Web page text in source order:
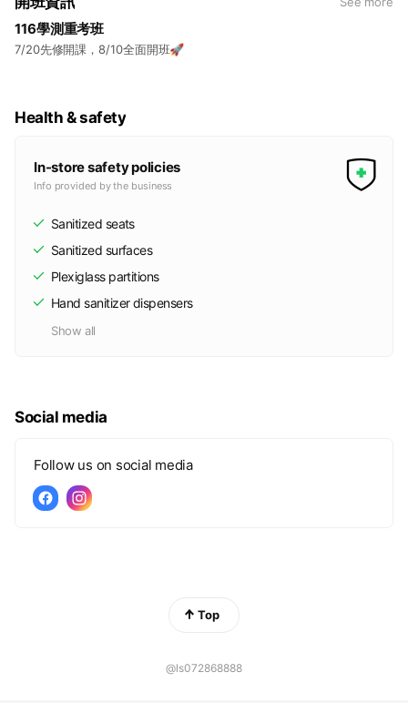
莫及。
1991｜每年由教育局指定本班主辦「高雄市補教業防火、防災、
防震等公共安全講習、演練、示範」。力行成為尊重生命，重視
大資料庫。貼合新課綱，力行實施國文加強，創下單一年度達錄
取台大醫學系10人輝煌記錄，寫下一頁傳奇。
📍開花
2004～2012｜黃英烈同學淡江大學土木系夜間部肆業重考躍至
系；毛顯文同學由學測43級分進步至66級分；羅鈺婷、蔡孟翰
等多位同學社會組轉戰自然組申請上醫學系。創下班級醫學系錄
取比率全國新高。
2013～2018｜正面迎擊99新課綱，學測申請囊括多所醫牙中醫
系個人申請正取第一名！學測75級分人數屢創全國最高，2018
年更創下史無前例的自費和公費雙榜首記錄
醫學系 3 人，醫牙中醫共計90人，更在個人申請囊括四間醫牙
人就有1 人考取頂大。
2020 學測滿級分達52人，申請錄取台大醫學系5人，國立醫牙
（含北醫）40人，醫牙中醫超過90人。全年總計台大醫牙10
組申請台政清交成北大 13人。
116學測重考班
7/20先修開課，8/10全面開班🚀
Health & safety
In-store safety policies
Info provided by the business
Sanitized seats
Sanitized surfaces
Plexiglass partitions
Hand sanitizer dispensers
Show all
Social media
Follow us on social media
Top
@ls072868888